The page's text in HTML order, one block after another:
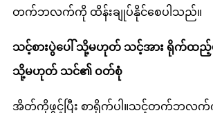
တက်ဘလက်ကို ထိန်းချုပ်နိုင်စေပါသည်။
သင့်စားပွဲပေါ် သို့မဟုတ် သင့်အား ရိုက်ထည့်ပ
သို့မဟုတ် သင်၏ ဝတ်စုံ
အိတ်ကိုဖွင့်ပြီး စာရိုက်ပါ။သင့်တက်ဘလက်ကို